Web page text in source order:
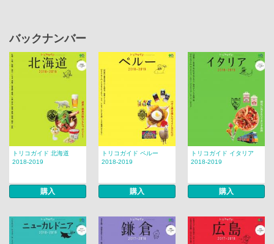
バックナンバー
トリコガイド 北海道
2018-2019
購入
トリコガイド ペルー
2018-2019
購入
トリコガイド イタリア
2018-2019
購入